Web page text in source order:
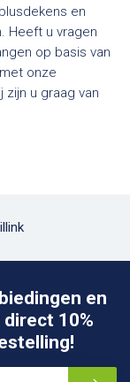
en
Heeft u vragen
op basis van
onze
zijn u graag van
en
10%